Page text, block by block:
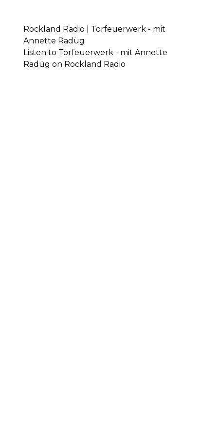
Rockland Radio | Torfeuerwerk - mit
Annette Radüg
Listen to Torfeuerwerk - mit Annette
Radüg on Rockland Radio